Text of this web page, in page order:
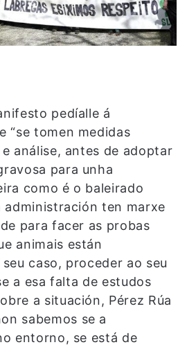
pedíalle á
“se tomen medidas
análise, antes de adoptar
para unha
como é o baleirado
administración ten marxe
para facer as probas
animais están
caso, proceder ao seu
a esa falta de estudos
a situación, Pérez Rúa
sabemos se a
entorno, se está de